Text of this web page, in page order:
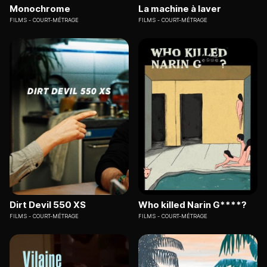
Monochrome
FILMS COURT-MÉTRAGE
La machine à laver
FILMS COURT-MÉTRAGE
Dirt Devil 550 XS
FILMS COURT-MÉTRAGE
Who killed Narin G****?
FILMS COURT-MÉTRAGE